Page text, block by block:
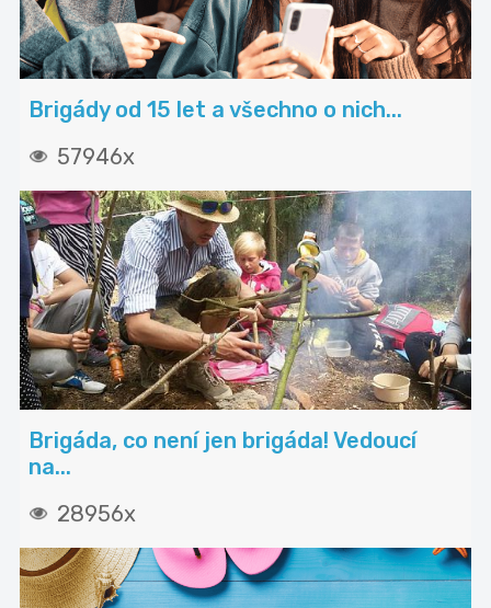
Brigády od 15 let a všechno o nich...
57946x
Brigáda, co není jen brigáda! Vedoucí
na...
28956x